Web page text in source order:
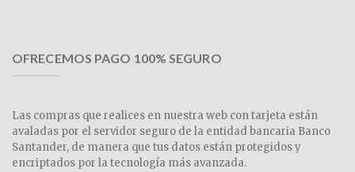
OFRECEMOS PAGO 100% SEGURO
Las compras que realices en nuestra web con tarjeta están
avaladas por el servidor seguro de la entidad bancaria Banco
Santander, de manera que tus datos están protegidos y
encriptados por la tecnología más avanzada.